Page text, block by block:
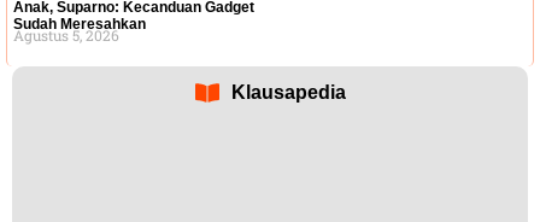
Anak, Suparno: Kecanduan Gadget
Sudah Meresahkan
Agustus 5, 2026
Klausapedia